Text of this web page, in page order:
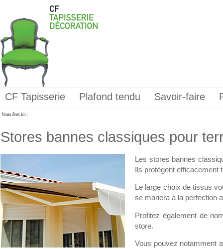
CF Tapisserie Plafond tendu Savoir-faire
Vous êtes ici :
Stores bannes classiques pour
Les stores bannes
Ils protègent efficacement
Le large choix de tissus
se mariera à la perfection
Profitez également de
store.
Vous pouvez notamment